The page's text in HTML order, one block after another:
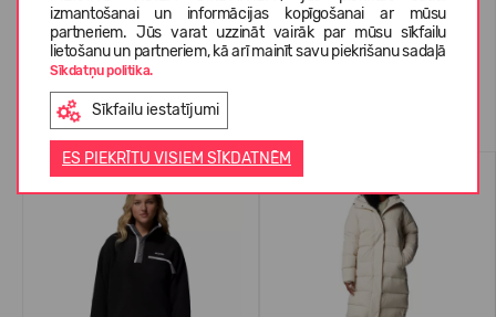
izmantošanai un informācijas kopīgošanai ar mūsu
partneriem. Jūs varat uzzināt vairāk par mūsu sīkfailu
lietošanu un partneriem, kā arī mainīt savu piekrišanu sadaļā
Sīkdatņu politika.
Sīkfailu iestatījumi
ES PIEKRĪTU VISIEM SĪKDATNĒM
KLIENTU ATSAUKSMES (0)
Līdzīgas preces